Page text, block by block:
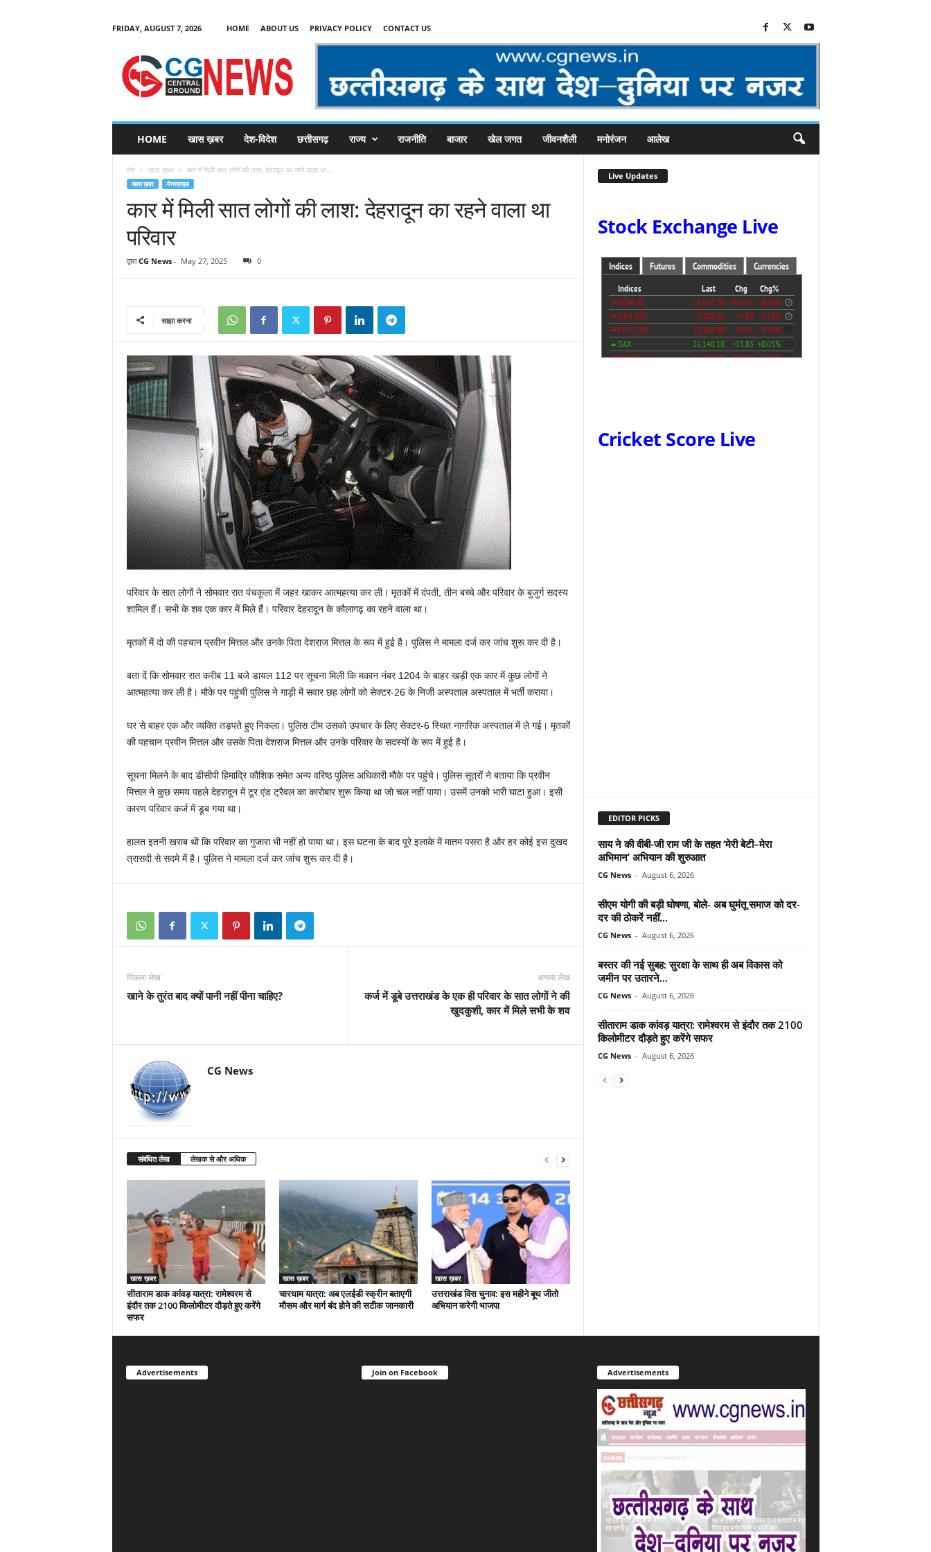
FRIDAY, AUGUST 7, 2026 HOME ABOUT US PRIVACY POLICY CONTACT US
C
HOME खास ख़बर देश-विदेश छत्तीसगढ़ राज्य राजनीति बाजार खेल जगत जीवनशैली मनोरंजन आलेख
होम खास ख़बर कार में मिली सात लोगों की लाश: देहरादून का रहने वाला था...
खास ख़बर मेनस्लाइड
कार में मिली सात लोगों की लाश: देहरादून का रहने वाला था
परिवार
द्वारा CG News- May 27, 2025 0
साझा करना
परिवार के सात लोगों ने सोमवार रात पंचकूला में जहर खाकर आत्महत्या कर ली। मृतकों में दंपती, तीन बच्चे और परिवार के बुजुर्ग सदस्य
शामिल हैं। सभी के शव एक कार में मिले हैं। परिवार देहरादून के कौलागढ़ का रहने वाला था।
मृतकों में दो की पहचान प्रवीन मित्तल और उनके पिता देशराज मित्तल के रूप में हुई है। पुलिस ने मामला दर्ज कर जांच शुरू कर दी है।
बता दें कि सोमवार रात करीब 11 बजे डायल 112 पर सूचना मिली कि मकान नंबर 1204 के बाहर खड़ी एक कार में कुछ लोगों ने
आत्महत्या कर ली है। मौके पर पहुंची पुलिस ने गाड़ी में सवार छह लोगों को सेक्टर-26 के निजी अस्पताल अस्पताल में भर्ती कराया।
घर से बाहर एक और व्यक्ति तड़पते हुए निकला। पुलिस टीम उसको उपचार के लिए सेक्टर-6 स्थित नागरिक अस्पताल में ले गई। मृतकों
की पहचान प्रवीन मित्तल और उसके पिता देशराज मित्तल और उनके परिवार के सदस्यों के रूप में हुई है।
सूचना मिलने के बाद डीसीपी हिमाद्रि कौशिक समेत अन्य वरिष्ठ पुलिस अधिकारी मौके पर पहुंचे। पुलिस सूत्रों ने बताया कि प्रवीन
मित्तल ने कुछ समय पहले देहरादून में टूर एंड ट्रैवल का कारोबार शुरू किया था जो चल नहीं पाया। उसमें उनको भारी घाटा हुआ। इसी
कारण परिवार कर्ज में डूब गया था।
हालत इतनी खराब थी कि परिवार का गुजारा भी नहीं हो पाया था। इस घटना के बाद पूरे इलाके में मातम पसरा है और हर कोई इस दुखद
त्रासदी से सदमे में है। पुलिस ने मामला दर्ज कर जांच शुरू कर दी है।
पिछला लेख
खाने के तुरंत बाद क्यों पानी नहीं पीना चाहिए?
अगला लेख
कर्ज में डूबे उत्तराखंड के एक ही परिवार के सात लोगों ने की
खुदकुशी, कार में मिले सभी के शव
CG News
संबंधित लेख लेखक से और अधिक
खास ख़बर
सीताराम डाक कांवड़ यात्रा: रामेश्वरम से
इंदौर तक 2100 किलोमीटर दौड़ते हुए करेंगे
सफर
खास ख़बर
चारधाम यात्रा: अब एलईडी स्क्रीन बताएगी
मौसम और मार्ग बंद होने की सटीक जानकारी
खास ख़बर
उत्तराखंड विस चुनाव: इस महीने बूथ जीतो
अभियान करेगी भाजपा
Live Updates
Stock Exchange Live
Cricket Score Live
EDITOR PICKS
साय ने की वीबी-जी राम जी के तहत ‘मेरी बेटी–मेरा
अभिमान’ अभियान की शुरुआत
CG News - August 6, 2026
सीएम योगी की बड़ी घोषणा, बोले- अब घुमंतू समाज को दर-
दर की ठोकरें नहीं...
CG News - August 6, 2026
बस्तर की नई सुबह: सुरक्षा के साथ ही अब विकास को
जमीन पर उतारने...
CG News - August 6, 2026
सीताराम डाक कांवड़ यात्रा: रामेश्वरम से इंदौर तक 2100
किलोमीटर दौड़ते हुए करेंगे सफर
CG News - August 6, 2026
Advertisements Join on Facebook Advertisements